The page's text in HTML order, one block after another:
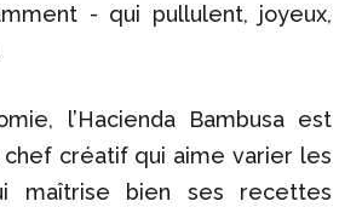
- qui pullulent, joyeux,
l’Hacienda Bambusa est
créatif qui aime varier les
maîtrise bien ses recettes